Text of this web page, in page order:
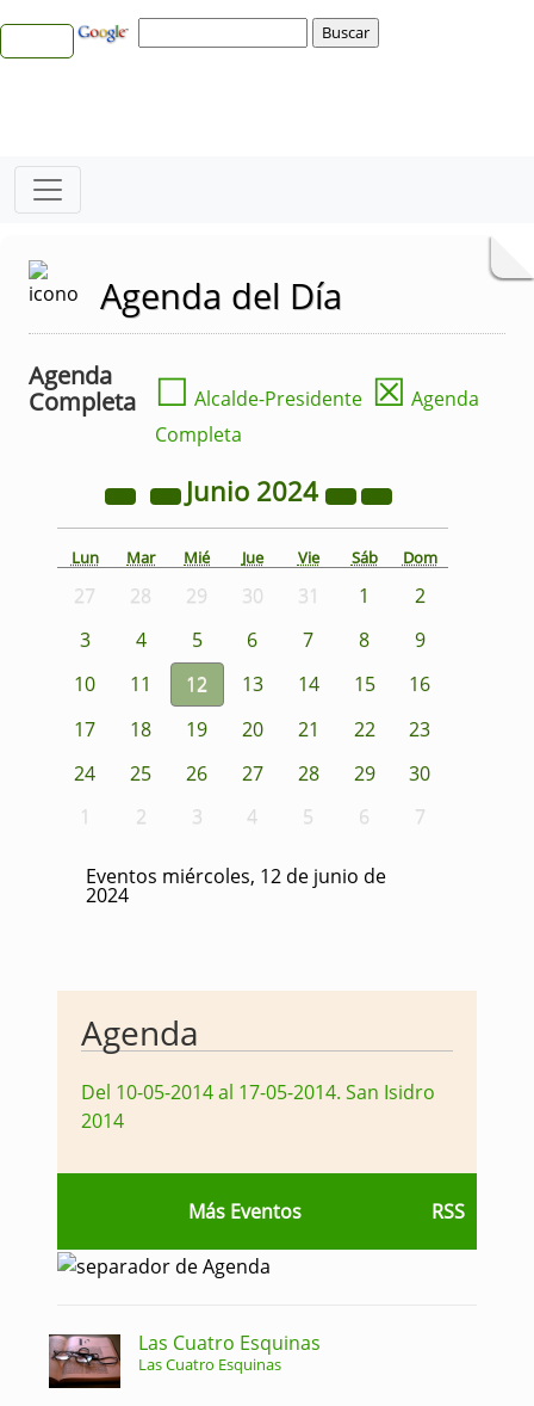
Agenda del Día
Agenda
Completa
☐ Alcalde-Presidente ☒ Agenda
Completa
Junio 2024
Lun Mar Mié Jue Vie Sáb Dom
27 28 29 30 31 1
2
3
4 5 6 7 8
9
10
11 12 13 14 15
16
17
18 19 20 21 22
23
24
25 26 27 28 29
30
1
2 3 4 5 6 7
Eventos miércoles, 12 de junio de
2024
Agenda
Del 10-05-2014 al 17-05-2014. San Isidro
2014
Más Eventos RSS
Las Cuatro Esquinas
Las Cuatro Esquinas